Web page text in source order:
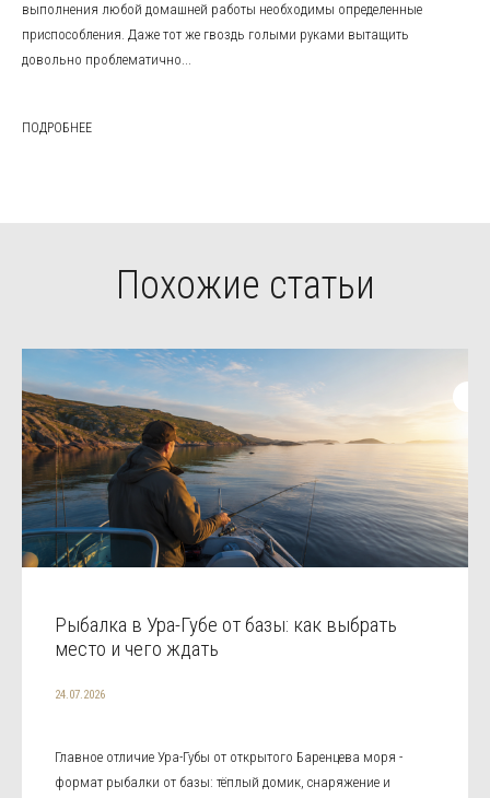
выполнения любой домашней работы необходимы определенные
приспособления. Даже тот же гвоздь голыми руками вытащить
довольно проблематично...
ПОДРОБНЕЕ
Похожие статьи
Рыбалка в Ура-Губе от базы: как выбрать
место и чего ждать
24.07.2026
Главное отличие Ура-Губы от открытого Баренцева моря -
формат рыбалки от базы: тёплый домик, снаряжение и